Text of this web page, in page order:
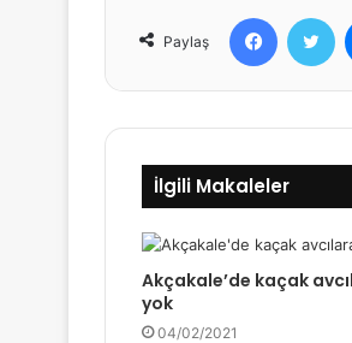
Paylaş
İlgili Makaleler
Akçakale’de kaçak
yok
04/02/2021